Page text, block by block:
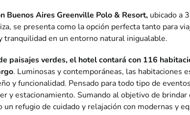
Buenos Aires Greenville Polo & Resort, ubicado a
se presenta como la opción perfecta tanto para
tranquilidad en un entorno natural inigualable.
paisajes verdes, el hotel contará con 116
. Luminosas y contemporáneas, las habitaciones
y funcionalidad. Pensado para todo tipo de
y estacionamiento. Sumando al objetivo de
refugio de cuidado y relajación con modernas y